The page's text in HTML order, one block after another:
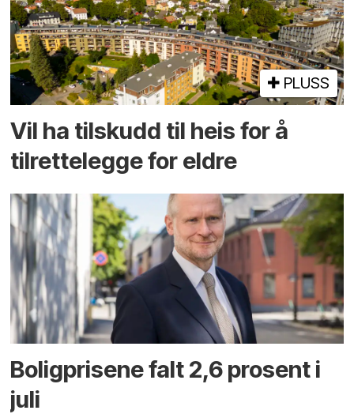
PLUSS
Vil ha tilskudd til heis for å
tilrettelegge for eldre
Boligprisene falt 2,6 prosent i
juli